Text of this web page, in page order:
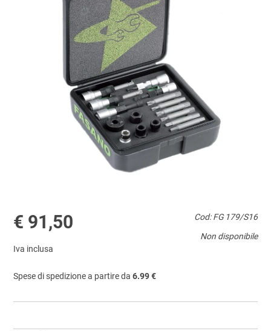
€ 91,50
Iva inclusa
Cod: FG 179/S16
Non disponibile
Spese di spedizione a partire da6.99 €